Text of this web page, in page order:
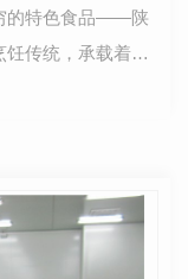
的特色食品——陕
传统，承载着当
其独特口感…